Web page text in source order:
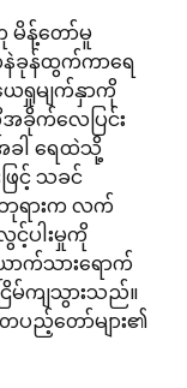
မိန့်တော်မူ
ခုန်ထွက်ကာရေ
ရှုမျက်နှာကို
က်လေပြင်း
ါ ရေထဲသို့
ြင့် သခင်
ရားက လက်
ပါးမှုကို
က်သားရောက်
မ်ကျသွားသည်။
ပည့်တော်များ၏